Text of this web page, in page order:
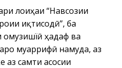
лоиҳаи “Навсозии
иқтисодӣ”, ба
ҳадаф ва
муаррифӣ намуда, аз
аз самти асосии